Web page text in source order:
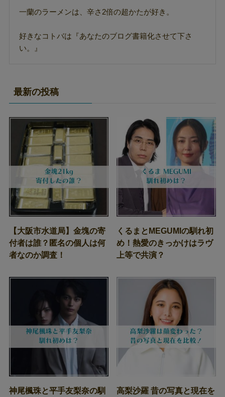
一蘭のラーメンは、辛さ2倍の超かたが好き。
好きなコトバは『あなたのブログ書籍化させて下さ
い。』
最新の投稿
【大阪市水道局】金塊の寄
付者は誰？匿名の個人は何
者なのか調査！
くるまとMEGUMIの馴れ初
め！熱愛のきっかけはラヴ
上等で共演？
神尾楓珠と平手友梨奈の馴
高梨沙羅 昔の写真と現在を